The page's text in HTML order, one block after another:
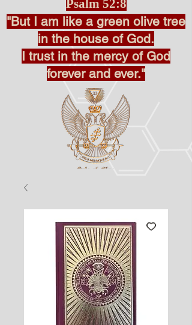
Psalm 52:8
"But I am like a green olive tree
in the house of God.
I trust in the mercy of God
forever and ever."